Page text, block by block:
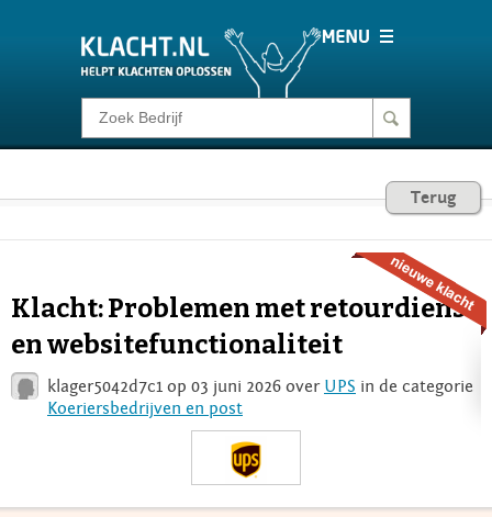
Klacht melden
Consumentenrecht
Voor Bedrijven
Login
Terug
Klacht: Problemen met retourdienst
en websitefunctionaliteit
klager5042d7c1 op 03 juni 2026 over UPS in de categorie
Koeriersbedrijven en post